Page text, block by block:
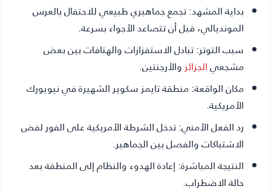
بداية المشهد:تجمع جماهيري طبيعي للاحتفال بالعرس
المونديالي، قبل أن تتصاعد الأجواء بسرعة.
سبب التوتر:تبادل الاستفزازات والهتافات بين بعض
مشجعيالجزائروالأرجنتين.
مكان الواقعة:منطقة تايمز سكوير الشهيرة في نيويورك
الأمريكية.
رد الفعل الأمني:تدخل الشرطة الأمريكية على الفور لفض
الاشتباكات والفصل بين الجماهير.
النتيجة المباشرة:إعادة الهدوء والنظام إلى المنطقة بعد
حالة الاضطراب.